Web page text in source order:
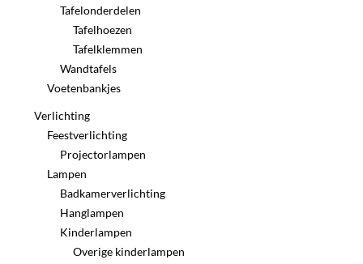
Tafelonderdelen
Tafelhoezen
Tafelklemmen
Wandtafels
Voetenbankjes
Verlichting
Feestverlichting
Projectorlampen
Lampen
Badkamerverlichting
Hanglampen
Kinderlampen
Overige kinderlampen